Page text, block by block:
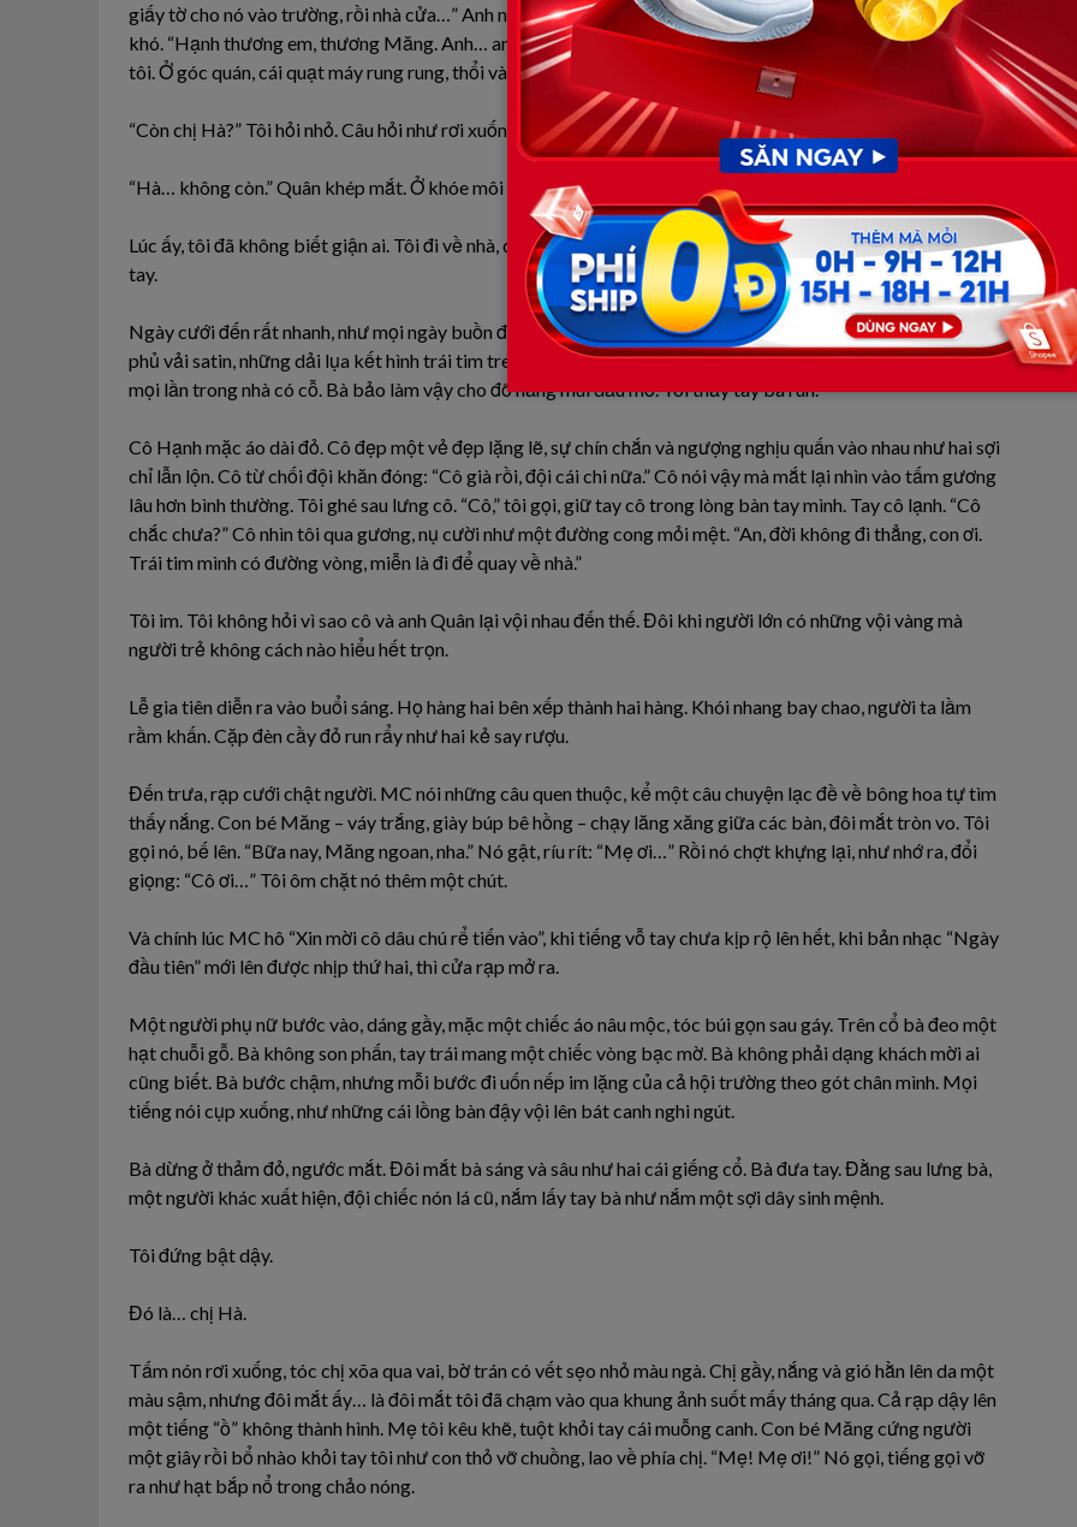
giấy tờ cho nó vào trường, rồi nhà cửa…” Anh nói như người đọc thuộc một lời giải thích cho qua một bài thi
khó. “Hạnh thương em, thương Măng. Anh… anh cũng muốn có người thân trong nhà đỡ đần.” Anh tránh mắt
tôi. Ở góc quán, cái quạt máy rung rung, thổi vào nhau những lớp bụi cũ.
“Còn chị Hà?” Tôi hỏi nhỏ. Câu hỏi như rơi xuống mặt bàn, bật lên một cái búng tay khô.
“Hà… không còn.” Quân khép mắt. Ở khóe môi anh có một đường rạn như vết nứt mỏng trên chén sứ.
Lúc ấy, tôi đã không biết giận ai. Tôi đi về nhà, qua hàng giấy, chạm vào cái lá đỏ khô giòn. Nó vỡ tan trong
tay.
Ngày cưới đến rất nhanh, như mọi ngày buồn đều có một thói quen khẩn cấp. Bàn tròn bọc khăn trắng, ghế
phủ vải satin, những dải lụa kết hình trái tim treo dọc lối đi. Mẹ tôi vẫn xếp củ hành tím vào góc bếp như
mọi lần trong nhà có cỗ. Bà bảo làm vậy cho đỡ hăng mùi dầu mỡ. Tôi thấy tay bà run.
Cô Hạnh mặc áo dài đỏ. Cô đẹp một vẻ đẹp lặng lẽ, sự chín chắn và ngượng nghịu quấn vào nhau như hai sợi
chỉ lẫn lộn. Cô từ chối đội khăn đóng: “Cô già rồi, đội cái chi nữa.” Cô nói vậy mà mắt lại nhìn vào tấm gương
lâu hơn bình thường. Tôi ghé sau lưng cô. “Cô,” tôi gọi, giữ tay cô trong lòng bàn tay mình. Tay cô lạnh. “Cô
chắc chưa?” Cô nhìn tôi qua gương, nụ cười như một đường cong mỏi mệt. “An, đời không đi thẳng, con ơi.
Trái tim mình có đường vòng, miễn là đi để quay về nhà.”
Tôi im. Tôi không hỏi vì sao cô và anh Quân lại vội nhau đến thế. Đôi khi người lớn có những vội vàng mà
người trẻ không cách nào hiểu hết trọn.
Lễ gia tiên diễn ra vào buổi sáng. Họ hàng hai bên xếp thành hai hàng. Khói nhang bay chao, người ta lầm
rầm khấn. Cặp đèn cầy đỏ run rẩy như hai kẻ say rượu.
Đến trưa, rạp cưới chật người. MC nói những câu quen thuộc, kể một câu chuyện lạc đề về bông hoa tự tìm
thấy nắng. Con bé Măng – váy trắng, giày búp bê hồng – chạy lăng xăng giữa các bàn, đôi mắt tròn vo. Tôi
gọi nó, bế lên. “Bữa nay, Măng ngoan, nha.” Nó gật, ríu rít: “Mẹ ơi…” Rồi nó chợt khựng lại, như nhớ ra, đổi
giọng: “Cô ơi…” Tôi ôm chặt nó thêm một chút.
Và chính lúc MC hô “Xin mời cô dâu chú rể tiến vào”, khi tiếng vỗ tay chưa kịp rộ lên hết, khi bản nhạc “Ngày
đầu tiên” mới lên được nhịp thứ hai, thì cửa rạp mở ra.
Một người phụ nữ bước vào, dáng gầy, mặc một chiếc áo nâu mộc, tóc búi gọn sau gáy. Trên cổ bà đeo một
hạt chuỗi gỗ. Bà không son phấn, tay trái mang một chiếc vòng bạc mờ. Bà không phải dạng khách mời ai
cũng biết. Bà bước chậm, nhưng mỗi bước đi uốn nếp im lặng của cả hội trường theo gót chân mình. Mọi
tiếng nói cụp xuống, như những cái lồng bàn đậy vội lên bát canh nghi ngút.
Bà dừng ở thảm đỏ, ngước mắt. Đôi mắt bà sáng và sâu như hai cái giếng cổ. Bà đưa tay. Đằng sau lưng bà,
một người khác xuất hiện, đội chiếc nón lá cũ, nắm lấy tay bà như nắm một sợi dây sinh mệnh.
Tôi đứng bật dậy.
Đó là… chị Hà.
Tấm nón rơi xuống, tóc chị xõa qua vai, bờ trán có vết sẹo nhỏ màu ngà. Chị gầy, nắng và gió hằn lên da một
màu sậm, nhưng đôi mắt ấy… là đôi mắt tôi đã chạm vào qua khung ảnh suốt mấy tháng qua. Cả rạp dậy lên
một tiếng “ồ” không thành hình. Mẹ tôi kêu khẽ, tuột khỏi tay cái muỗng canh. Con bé Măng cứng người
một giây rồi bổ nhào khỏi tay tôi như con thỏ vỡ chuồng, lao về phía chị. “Mẹ! Mẹ ơi!” Nó gọi, tiếng gọi vỡ
ra như hạt bắp nổ trong chảo nóng.